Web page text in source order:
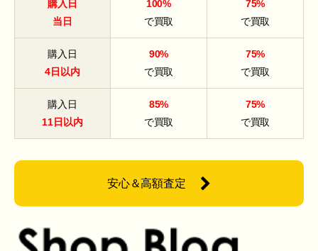
購入日
当日
100%
で買取
75%
で買取
購入日
4日以内
90%
で買取
75%
で買取
購入日
11日以内
85%
で買取
75%
で買取
安心＆高額査定